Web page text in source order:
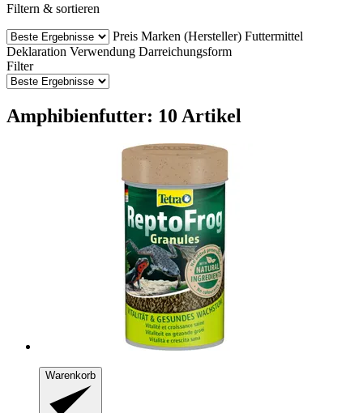
Filtern & sortieren
Preis Marken (Hersteller) Futtermittel
Deklaration Verwendung Darreichungsform
Filter
Amphibienfutter: 10 Artikel
Warenkorb